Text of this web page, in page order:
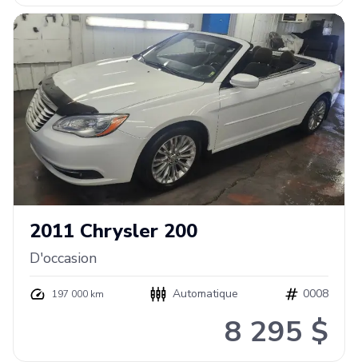
2011 Chrysler 200
D'occasion
197 000 km Automatique 0008
8 295 $